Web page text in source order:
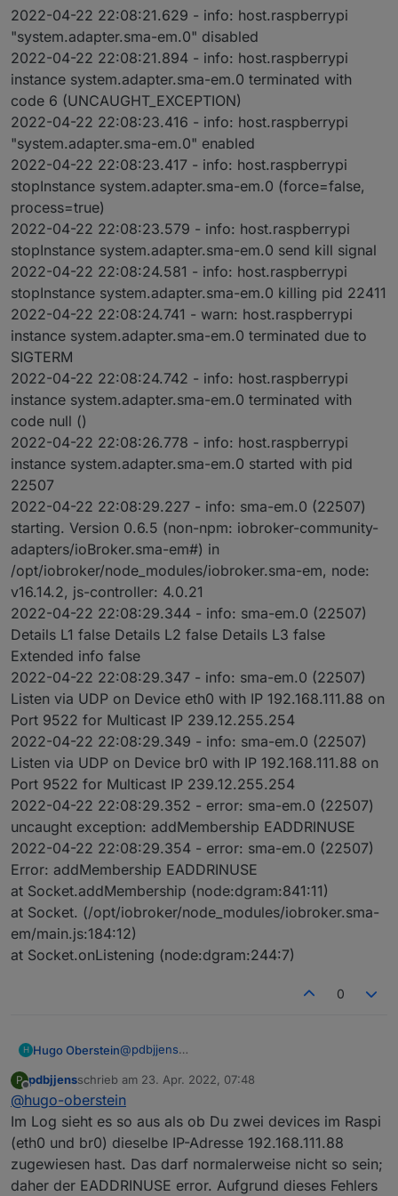
2022-04-22 22:08:21.629 - info: host.raspberrypi
"system.adapter.sma-em.0" disabled
2022-04-22 22:08:21.894 - info: host.raspberrypi
instance system.adapter.sma-em.0 terminated with
code 6 (UNCAUGHT_EXCEPTION)
2022-04-22 22:08:23.416 - info: host.raspberrypi
"system.adapter.sma-em.0" enabled
2022-04-22 22:08:23.417 - info: host.raspberrypi
stopInstance system.adapter.sma-em.0 (force=false,
process=true)
2022-04-22 22:08:23.579 - info: host.raspberrypi
stopInstance system.adapter.sma-em.0 send kill signal
2022-04-22 22:08:24.581 - info: host.raspberrypi
stopInstance system.adapter.sma-em.0 killing pid 22411
2022-04-22 22:08:24.741 - warn: host.raspberrypi
instance system.adapter.sma-em.0 terminated due to
SIGTERM
2022-04-22 22:08:24.742 - info: host.raspberrypi
instance system.adapter.sma-em.0 terminated with
code null ()
2022-04-22 22:08:26.778 - info: host.raspberrypi
instance system.adapter.sma-em.0 started with pid
22507
2022-04-22 22:08:29.227 - info: sma-em.0 (22507)
starting. Version 0.6.5 (non-npm: iobroker-community-
adapters/ioBroker.sma-em#) in
/opt/iobroker/node_modules/iobroker.sma-em, node:
v16.14.2, js-controller: 4.0.21
2022-04-22 22:08:29.344 - info: sma-em.0 (22507)
Details L1 false Details L2 false Details L3 false
Extended info false
2022-04-22 22:08:29.347 - info: sma-em.0 (22507)
Listen via UDP on Device eth0 with IP 192.168.111.88 on
Port 9522 for Multicast IP 239.12.255.254
2022-04-22 22:08:29.349 - info: sma-em.0 (22507)
Listen via UDP on Device br0 with IP 192.168.111.88 on
Port 9522 for Multicast IP 239.12.255.254
2022-04-22 22:08:29.352 - error: sma-em.0 (22507)
uncaught exception: addMembership EADDRINUSE
2022-04-22 22:08:29.354 - error: sma-em.0 (22507)
Error: addMembership EADDRINUSE
at Socket.addMembership (node:dgram:841:11)
at Socket. (/opt/iobroker/node_modules/iobroker.sma-
em/main.js:184:12)
at Socket.onListening (node:dgram:244:7)
0
H Hugo Oberstein@pdbjjens
auch wenn ich die ip des Rpi eintrage bleibt
der adapter in iobroker rot und zwar alle drei
Punkte.....
Deswegen ist ja die Frage, was das für mich
bringt, wenn der Adapter trotzdem rot
bleibt.....
So habe jetzt noch mal alles getestet.
Ich bekomme die roten Punkte vom sma_em
Adapter nicht weg. Ganz kurz waren einmal
die ersten beiden Punkte grün, dann wieder
alle rot und blieben so. iobroker meldete auch,
dass der Adapter sich ständig neu startet.....
apters/ioBroker.sma-em#) in
/opt/iobroker/node_modules/iobroker.sma-em,
node: v16.14.2, js-controller: 4.0.21
2022-04-22 22:08:21.106 - info: sma-em.0
(22015) Details L1 false Details L2 false Details
P
Offline
pdbjjensschrieb am 23. Apr. 2022, 07:48
zuletzt editiert von
@hugo-oberstein
Im Log sieht es so aus als ob Du zwei devices im Raspi
(eth0 und br0) dieselbe IP-Adresse 192.168.111.88
zugewiesen hast. Das darf normalerweise nicht so sein;
daher der EADDRINUSE error. Aufgrund dieses Fehlers